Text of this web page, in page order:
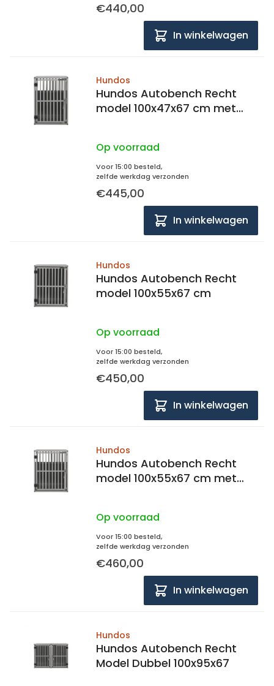
€440,00
In winkelwagen
Hundos
Hundos Autobench Recht
model 100x47x67 cm met
Op voorraad
Voor 15:00 besteld,
zelfde werkdag verzonden
€445,00
In winkelwagen
Hundos
Hundos Autobench Recht
model 100x55x67 cm
Op voorraad
Voor 15:00 besteld,
zelfde werkdag verzonden
€450,00
In winkelwagen
Hundos
Hundos Autobench Recht
model 100x55x67 cm met
Op voorraad
Voor 15:00 besteld,
zelfde werkdag verzonden
€460,00
In winkelwagen
Hundos
Hundos Autobench Recht
Model Dubbel 100x95x67